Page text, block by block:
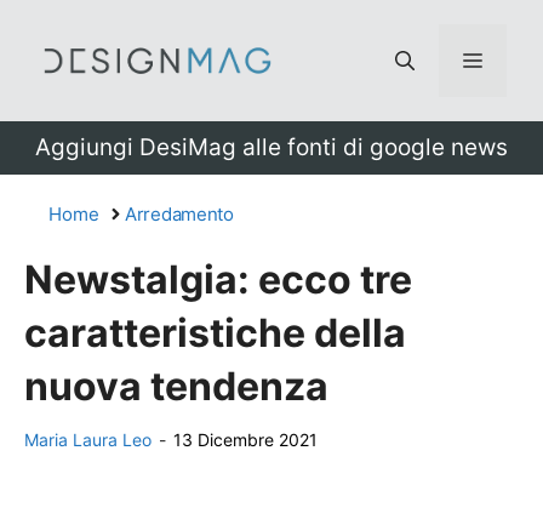
Menu
Aggiungi DesiMag alle fonti di google news
Home Arredamento
Newstalgia: ecco tre
caratteristiche della
nuova tendenza
Maria Laura Leo - 13 Dicembre 2021